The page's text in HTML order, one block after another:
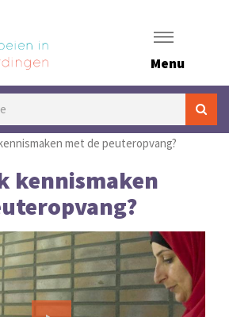
Menu
met de peuteropvang?
kennismaken